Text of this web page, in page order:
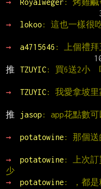
→
Royalweger : 烤雞鹹
→
lokoo : 這也一樣很
→
a4715646 : 上個禮拜
推
TZUYIC: 買6送2小
→
TZUYIC: 我愛拿坡里
推
jasop : app花點數可
→
potatowine : 那個送
→
potatowine : 上次訂
少
→
potatowine : ，都是